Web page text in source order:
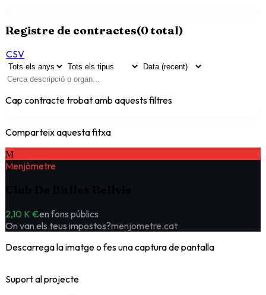
Registre de contractes(0total)
CSV
Cap contracte trobat amb aquests filtres
Comparteix aquesta fitxa
M
Menjòmetre
2,10 K €en fons públics
On van els teus impostos?menjometre.cat
Descarrega la imatge o fes una captura de pantalla
Suport al projecte